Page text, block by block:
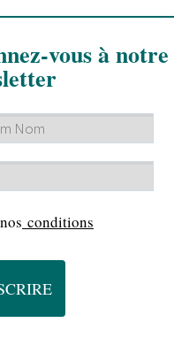
vous à notre
conditions